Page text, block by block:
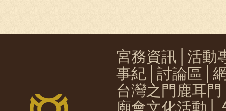
宮務資訊
活動
事紀
討論區
台灣之門鹿耳門